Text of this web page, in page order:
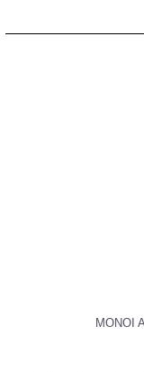
MONOI